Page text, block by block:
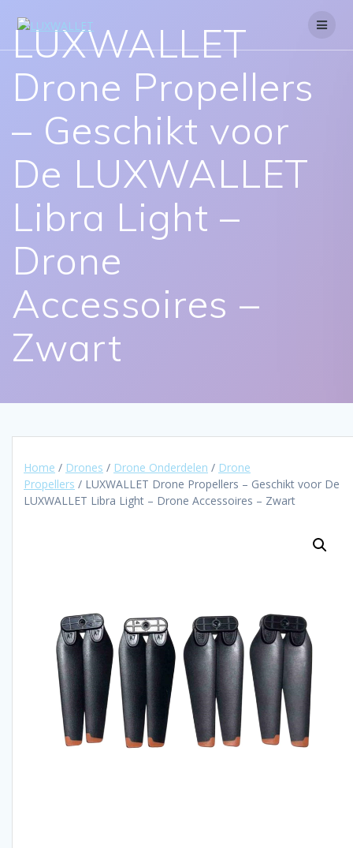
LUXWALLET
Drone Propellers
– Geschikt voor
De LUXWALLET
Libra Light –
Drone
Accessoires –
Zwart
Home / Drones / Drone Onderdelen / Drone
Propellers / LUXWALLET Drone Propellers – Geschikt voor De
LUXWALLET Libra Light – Drone Accessoires – Zwart